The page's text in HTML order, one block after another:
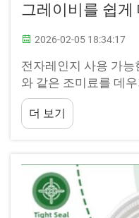
그레이비를 쉽게
2026-02-05 18:34:17
전자레인지 사용 가능
와 같은 조미료를 데
자레인지에서 안전하
계되었기 때문에 녹
종(Lvzong) 소스 컵을
더 보기